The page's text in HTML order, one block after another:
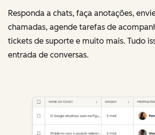
Responda a chats, faça anotações,
chamadas, agende tarefas de
tickets de suporte e muito mais. Tudo
entrada de conversas.